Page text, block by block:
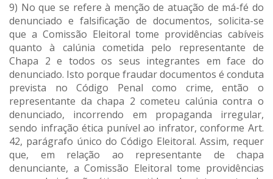
9) No que se refere à menção de atuação de má-fé do
denunciado e falsificação de documentos, solicita-se
que a Comissão Eleitoral tome providências cabíveis
quanto à calúnia cometida pelo representante de
Chapa 2 e todos os seus integrantes em face do
denunciado. Isto porque fraudar documentos é conduta
prevista no Código Penal como crime, então o
representante da chapa 2 cometeu calúnia contra o
denunciado, incorrendo em propaganda irregular,
sendo infração ética punível ao infrator, conforme Art.
42, parágrafo único do Código Eleitoral. Assim, requer
que, em relação ao representante de chapa
denunciante, a Comissão Eleitoral tome providências